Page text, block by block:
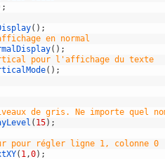
;
( ) ;
en normal
( ) ;
pour l'affichage du texte
( ) ;
de gris. Ne importe quel
( 15) ;
pour régler ligne 1, colonne 0
( 1 ,0) ;